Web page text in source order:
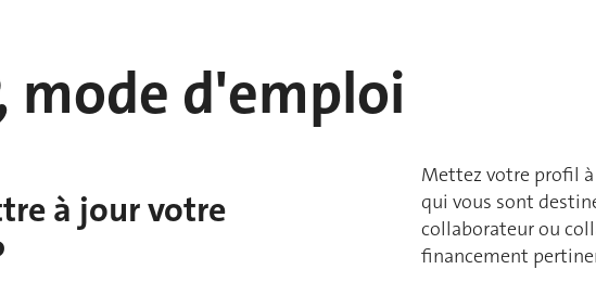
mode d'emploi
à jour votre
Mettez votre profil
qui vous sont
collaborateur ou
financement